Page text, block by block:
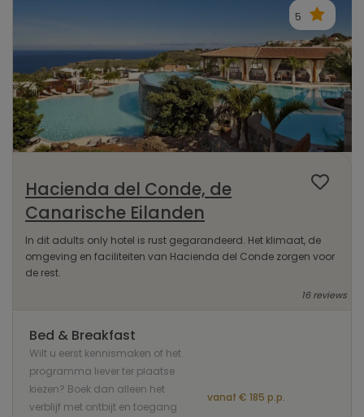
5
Hacienda del Conde, de
Canarische Eilanden
In dit adults only hotel is rust gegarandeerd. Het klimaat, de
omgeving en faciliteiten van Hacienda del Conde zorgen voor
de rest.
16 reviews
Bed & Breakfast
Wilt u eerst kennismaken of het
programma liever ter plaatse
kiezen? Boek dan alleen het
verblijf met ontbijt en toegang
vanaf € 185 p.p.